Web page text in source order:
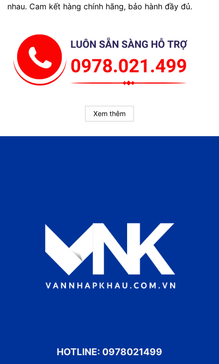
nhau. Cam kết hàng chính hãng, bảo hành đầy đủ.
Xem thêm
HOTLINE: 0978021499